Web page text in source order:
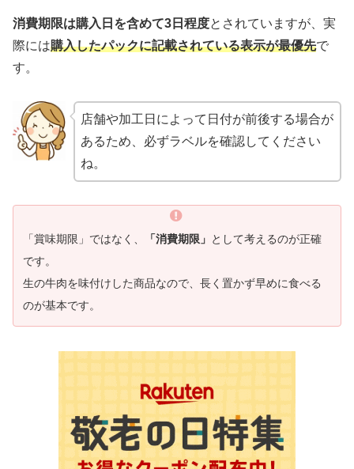
消費期限は購入日を含めて3日程度とされていますが、実
際には購入したパックに記載されている表示が最優先で
す。
店舗や加工日によって日付が前後する場合が
あるため、必ずラベルを確認してください
ね。
「賞味期限」ではなく、 「消費期限」 として考えるのが正確
です。
生の牛肉を味付けした商品なので、長く置かず早めに食べる
のが基本です。